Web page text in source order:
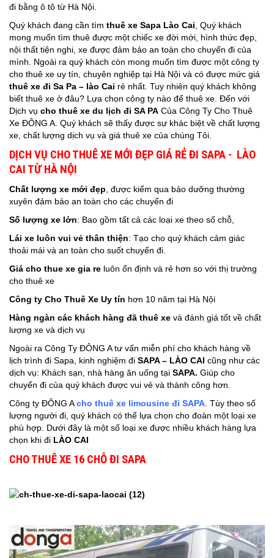
đi bằng ô tô từ Hà Nội.
Quý khách đang cần tìm thuê xe Sapa Lào Cai , Quý khách
mong muốn tìm thuê được một chiếc xe đời mới, hình thức đẹp,
nội thất tiện nghi, xe được đảm bảo an toàn cho chuyến đi của
mình. Ngoài ra quý khách còn mong muốn tìm được một công ty
cho thuê xe uy tín, chuyên nghiệp tại Hà Nội và có được mức giá
thuê xe đi Sa Pa – lào Cai rẻ nhất. Tuy nhiên quý khách không
biết thuê xe ở đâu? Lựa chọn công ty nào để thuê xe. Đến với
Dịch vụ cho thuê xe du lịch đi SA PA Của Công Ty Cho Thuê
Xe ĐÔNG A. Quý khách sẽ thấy được sự khác biệt về chất lượng
xe, chất lượng dịch vụ và giá thuê xe của chúng Tôi.
DỊCH VỤ CHO THUÊ XE MỚI ĐẸP GIÁ RẺ ĐI SAPA - LÀO
CAI TỪ HÀ NỘI
Chất lượng xe mới đẹp , được kiểm qua bảo dưỡng thường
xuyên đảm bảo an toàn cho các chuyến đi
Số lượng xe lớn: Bao gồm tất cả các loại xe theo số chỗ,
Lái xe luôn vui vẻ thân thiện: Tạo cho quý khách cảm giác
thoải mái và an toàn cho suốt chuyến đi.
Giá cho thue xe gia re luôn ổn định và rẻ hơn so với thị trường
cho thuê xe
Công ty Cho Thuê Xe Uy tín hơn 10 năm tại Hà Nội
Hàng ngàn các khách hàng đã thuê xe và đánh giá tốt về chất
lượng xe và dịch vụ
Ngoài ra Công Ty ĐÔNG A tư vấn miễn phí cho khách hàng về
lịch trình đi Sapa, kinh nghiệm đi SAPA – LÀO CAI cũng như các
dịch vụ: Khách sạn, nhà hàng ăn uống tại SAPA. Giúp cho
chuyến đi của quý khách được vui vẻ và thành công hơn.
Công ty ĐÔNG Acho thuê xe limousine đi SAPA . Tùy theo số
lượng người đi, quý khách có thể lựa chọn cho đoàn một loại xe
phù hợp. Dưới đây là một số loại xe được nhiều khách hàng lựa
chọn khi đi LÀO CAI
CHO THUÊ XE 16 CHỖ ĐI SAPA